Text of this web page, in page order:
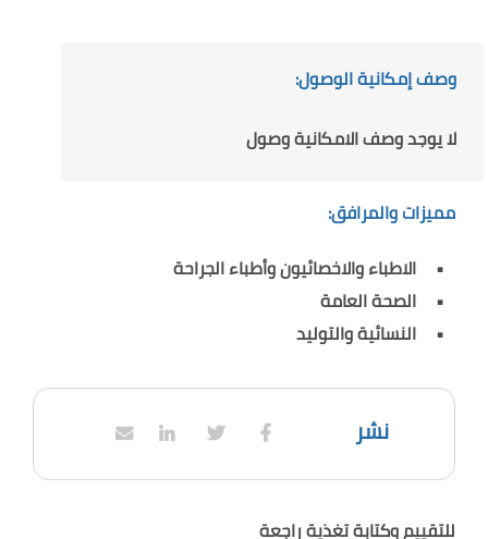
وصف إمكانية الوصول:
لا يوجد وصف الامكانية وصول
مميزات والمرافق:
الاطباء والاخصائيون وأطباء الجراحة
الصحة العامة
النسائية والتوليد
نشر
للتقييم وكتابة تغذية راجعة